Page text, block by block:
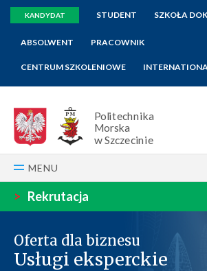
KANDYDAT STUDENT SZKOŁA
ABSOLWENT PRACOWNIK
CENTRUM SZKOLENIOWE
Politechnika
Morska
w Szczecinie
MENU
> Rekrutacja
Oferta dla biznesu
Usługi eksperckie